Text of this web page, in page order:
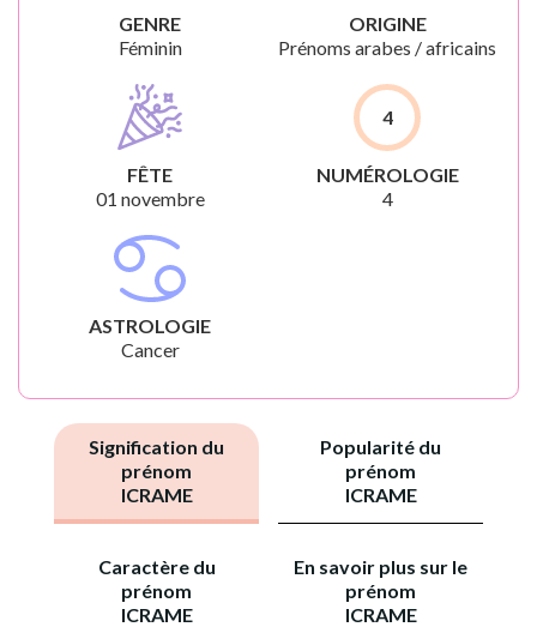
GENRE
Féminin
ORIGINE
Prénoms arabes / africains
FÊTE
01 novembre
4
NUMÉROLOGIE
4
ASTROLOGIE
Cancer
Signification du
prénom
ICRAME
Popularité du
prénom
ICRAME
Caractère du
prénom
ICRAME
En savoir plus sur le
prénom
ICRAME